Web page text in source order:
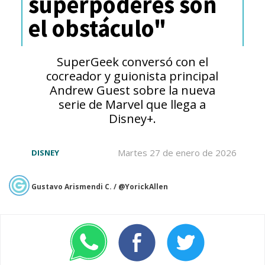
niña y la adulta, "dependía
mucho de con quién actuaba
ese día y en qué escena. Cada
actor aportaba un matiz
diferente al trabajo, lo que me
daba más información sobre el
personaje que interpretaba. Fue
para encontrar a la Wendy
imagen de dos imanes que se
repelen entre sí, y no puedes
el obstáculo"
SuperGeek conversó con el
cocreador y guionista principal
Andrew Guest sobre la nueva
serie de Marvel que llega a
Disney+.
Martes 27 de enero de 2026
DISNEY
Gustavo Arismendi C. / @YorickAllen